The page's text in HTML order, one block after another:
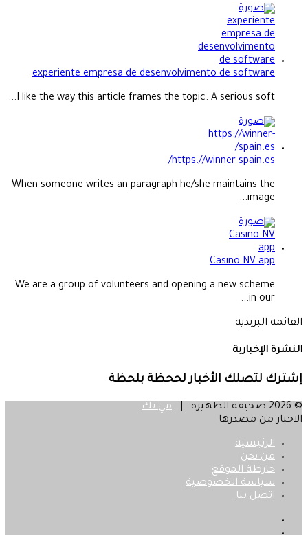
experiente empresa de desenvolvimento de software
I like the way this article frames the topic. A serious soft...
https://winner-spain.es/
When someone writes an paragraph he/she maintains the
image...
Casino NV app
We are a group of volunteers and opening a new scheme
in our...
القائمة البريدية
النشرة الإخبارية
إشترك لتصلك الأخبار لححظة بلحظة
© 2026 صحيفة الظهيرة |
مي تك
الاخبار من مصدرها
الرئيسية
من نحن
خارطة الموقع
سياسة الخصوصية
اتصل بنا